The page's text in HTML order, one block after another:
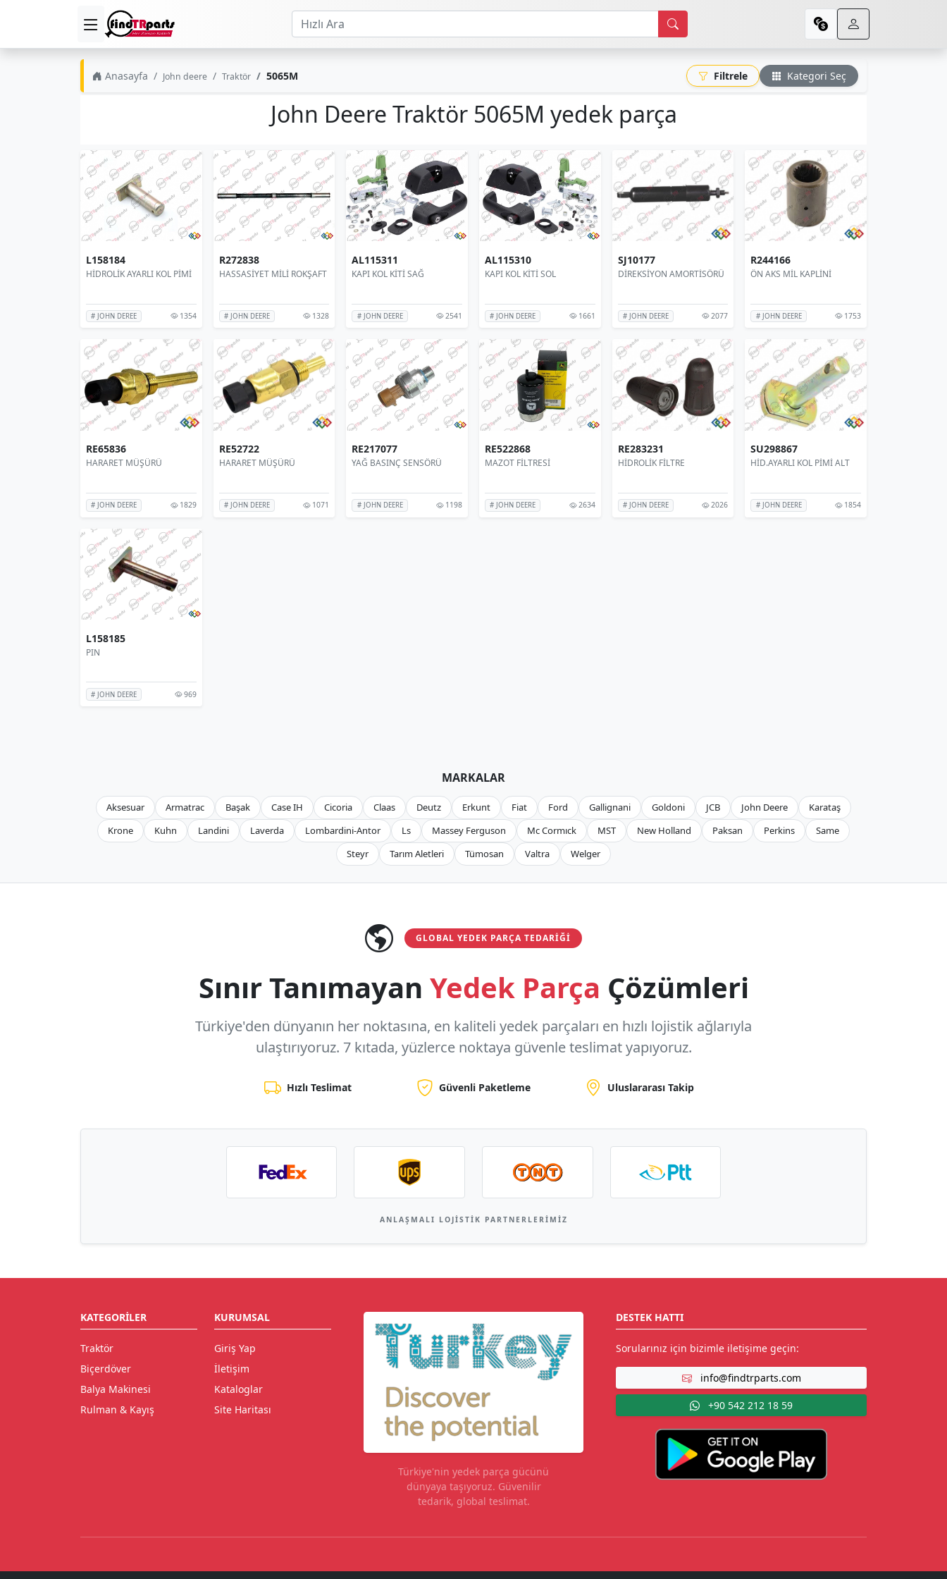
Anasayfa John deere Traktör 5065M Filtrele Kategori Seç
John Deere Traktör 5065M yedek parça
L158184
HİDROLİK AYARLI KOL PİMİ
# JOHN DEREE 1354
R272838
HASSASİYET MİLİ ROKŞAFT
# JOHN DEERE 1328
AL115311
KAPI KOL KİTİ SAĞ
# JOHN DEERE 2541
AL115310
KAPI KOL KİTİ SOL
# JOHN DEERE 1661
SJ10177
DİREKSİYON AMORTİSÖRÜ
# JOHN DEERE 2077
R244166
ÖN AKS MİL KAPLİNİ
# JOHN DEERE 1753
RE65836
HARARET MÜŞÜRÜ
# JOHN DEERE 1829
RE52722
HARARET MÜŞÜRÜ
# JOHN DEERE 1071
RE217077
YAĞ BASINÇ SENSÖRÜ
# JOHN DEERE 1198
RE522868
MAZOT FİLTRESİ
# JOHN DEERE 2634
RE283231
HİDROLİK FİLTRE
# JOHN DEERE 2026
SU298867
HİD.AYARLI KOL PİMİ ALT
# JOHN DEERE 1854
L158185
PIN
# JOHN DEERE 969
MARKALAR
Aksesuar Armatrac Başak Case IH Cicoria Claas Deutz Erkunt Fiat Ford Gallignani Goldoni JCB John Deere
Karataş
Krone
Kuhn Landini Laverda Lombardini-Antor Ls Massey Ferguson Mc Cormıck MST New Holland Paksan Perkins
Same
Steyr
Tarım Aletleri Tümosan Valtra Welger
GLOBAL YEDEK PARÇA TEDARIĞI
Sınır Tanımayan Yedek Parça Çözümleri
Türkiye'den dünyanın her noktasına, en kaliteli yedek parçaları en hızlı lojistik ağlarıyla
ulaştırıyoruz. 7 kıtada, yüzlerce noktaya güvenle teslimat yapıyoruz.
Hızlı Teslimat Güvenli Paketleme Uluslararası Takip
ANLAŞMALI LOJISTIK PARTNERLERIMIZ
KATEGORILER
Traktör
Biçerdöver
Balya Makinesi
Rulman & Kayış
KURUMSAL
Giriş Yap
İletişim
Kataloglar
Site Haritası
Türkiye'nin yedek parça gücünü
dünyaya taşıyoruz. Güvenilir
tedarik, global teslimat.
DESTEK HATTI
Sorularınız için bizimle iletişime geçin:
info@findtrparts.com
+90 542 212 18 59